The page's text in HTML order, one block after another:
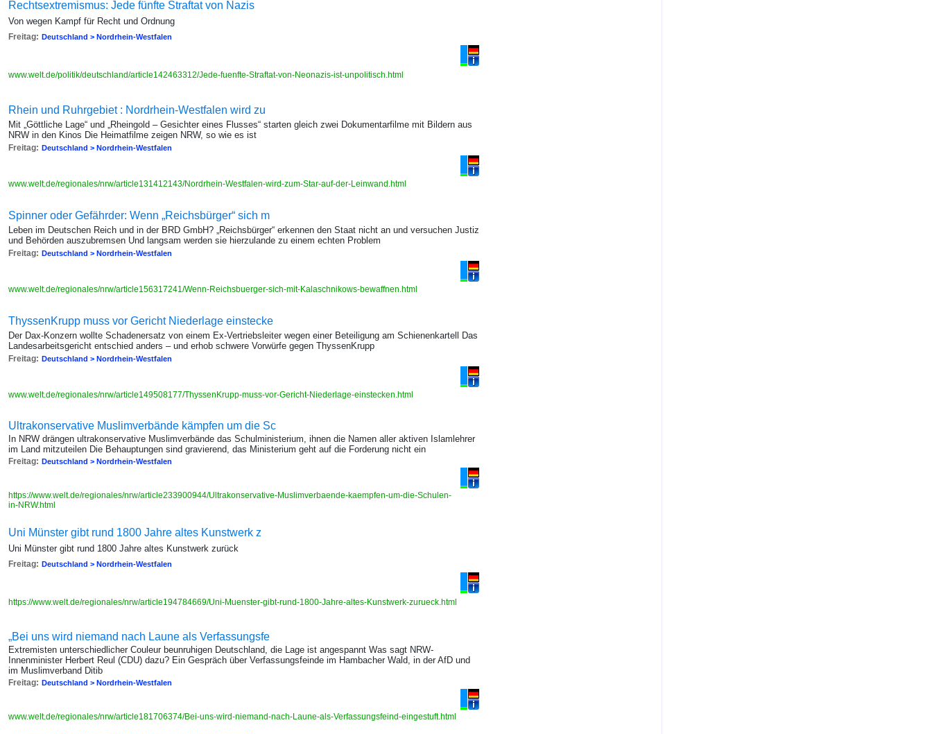
Rechtsextremismus: Jede fünfte Straftat von Nazis
Von wegen Kampf für Recht und Ordnung
Freitag: Deutschland > Nordrhein-Westfalen
www.welt.de/politik/deutschland/article142463312/Jede-fuenfte-Straftat-von-Neonazis-ist-unpolitisch.html
Rhein und Ruhrgebiet : Nordrhein-Westfalen wird zu
Mit „Göttliche Lage“ und „Rheingold – Gesichter eines Flusses“ starten gleich zwei Dokumentarfilme mit Bildern aus
NRW in den Kinos Die Heimatfilme zeigen NRW, so wie es ist
Freitag: Deutschland > Nordrhein-Westfalen
www.welt.de/regionales/nrw/article131412143/Nordrhein-Westfalen-wird-zum-Star-auf-der-Leinwand.html
Spinner oder Gefährder: Wenn „Reichsbürger“ sich m
Leben im Deutschen Reich und in der BRD GmbH? „Reichsbürger“ erkennen den Staat nicht an und versuchen Justiz
und Behörden auszubremsen Und langsam werden sie hierzulande zu einem echten Problem
Freitag: Deutschland > Nordrhein-Westfalen
www.welt.de/regionales/nrw/article156317241/Wenn-Reichsbuerger-sich-mit-Kalaschnikows-bewaffnen.html
ThyssenKrupp muss vor Gericht Niederlage einstecke
Der Dax-Konzern wollte Schadenersatz von einem Ex-Vertriebsleiter wegen einer Beteiligung am Schienenkartell Das
Landesarbeitsgericht entschied anders – und erhob schwere Vorwürfe gegen ThyssenKrupp
Freitag: Deutschland > Nordrhein-Westfalen
www.welt.de/regionales/nrw/article149508177/ThyssenKrupp-muss-vor-Gericht-Niederlage-einstecken.html
Ultrakonservative Muslimverbände kämpfen um die Sc
In NRW drängen ultrakonservative Muslimverbände das Schulministerium, ihnen die Namen aller aktiven Islamlehrer
im Land mitzuteilen Die Behauptungen sind gravierend, das Ministerium geht auf die Forderung nicht ein
Freitag: Deutschland > Nordrhein-Westfalen
https://www.welt.de/regionales/nrw/article233900944/Ultrakonservative-Muslimverbaende-kaempfen-um-die-Schulen-
in-NRW.html
Uni Münster gibt rund 1800 Jahre altes Kunstwerk z
Uni Münster gibt rund 1800 Jahre altes Kunstwerk zurück
Freitag: Deutschland > Nordrhein-Westfalen
https://www.welt.de/regionales/nrw/article194784669/Uni-Muenster-gibt-rund-1800-Jahre-altes-Kunstwerk-zurueck.html
„Bei uns wird niemand nach Laune als Verfassungsfe
Extremisten unterschiedlicher Couleur beunruhigen Deutschland, die Lage ist angespannt Was sagt NRW-
Innenminister Herbert Reul (CDU) dazu? Ein Gespräch über Verfassungsfeinde im Hambacher Wald, in der AfD und
im Muslimverband Ditib
Freitag: Deutschland > Nordrhein-Westfalen
www.welt.de/regionales/nrw/article181706374/Bei-uns-wird-niemand-nach-Laune-als-Verfassungsfeind-eingestuft.html